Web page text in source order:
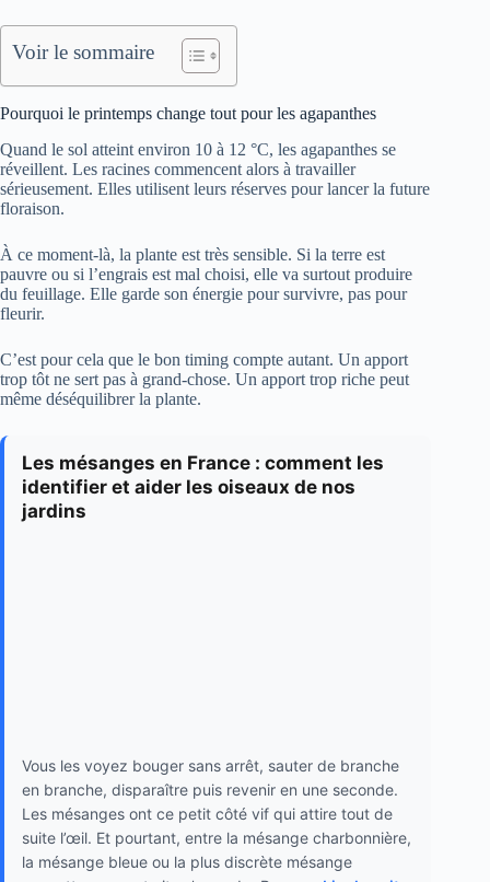
Voir le sommaire
Pourquoi le printemps change tout pour les agapanthes
Quand le sol atteint environ 10 à 12 °C, les agapanthes se
réveillent. Les racines commencent alors à travailler
sérieusement. Elles utilisent leurs réserves pour lancer la future
floraison.
À ce moment-là, la plante est très sensible. Si la terre est
pauvre ou si l’engrais est mal choisi, elle va surtout produire
du feuillage. Elle garde son énergie pour survivre, pas pour
fleurir.
C’est pour cela que le bon timing compte autant. Un apport
trop tôt ne sert pas à grand-chose. Un apport trop riche peut
même déséquilibrer la plante.
Les mésanges en France : comment les
identifier et aider les oiseaux de nos
jardins
Vous les voyez bouger sans arrêt, sauter de branche
en branche, disparaître puis revenir en une seconde.
Les mésanges ont ce petit côté vif qui attire tout de
suite l’œil. Et pourtant, entre la mésange charbonnière,
la mésange bleue ou la plus discrète mésange